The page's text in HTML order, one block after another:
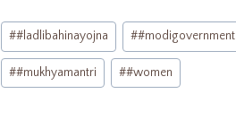
##ladlibahinayojna ##modigovernment
##mukhyamantri ##women